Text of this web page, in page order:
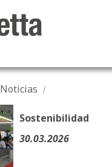
Noticias
Sostenibilidad
30.03.2026